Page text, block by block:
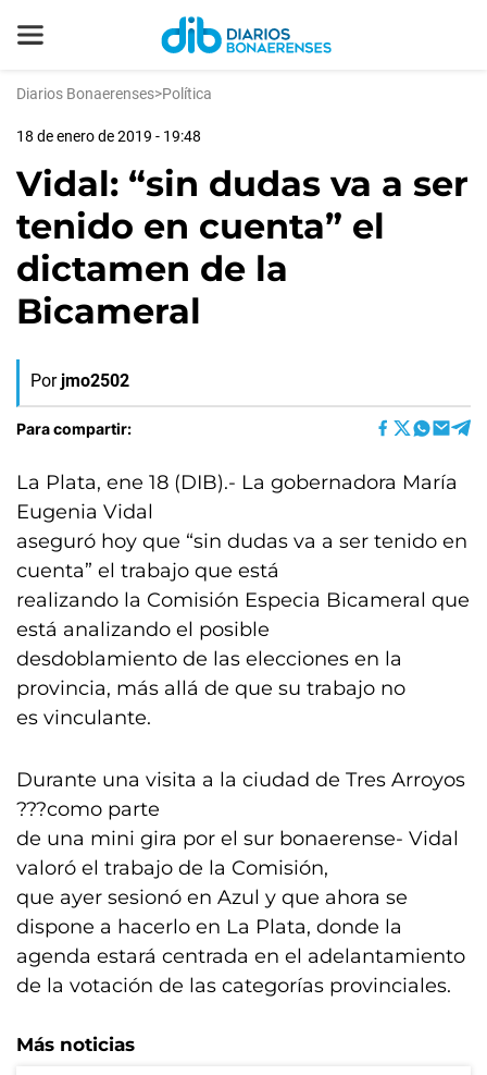
Diarios Bonaerenses>Política
18 de enero de 2019 - 19:48
Vidal: “sin dudas va a ser
tenido en cuenta” el
dictamen de la
Bicameral
Por jmo2502
Para compartir:
La Plata, ene 18 (DIB).- La gobernadora María
Eugenia Vidal
aseguró hoy que “sin dudas va a ser tenido en
cuenta” el trabajo que está
realizando la Comisión Especia Bicameral que
está analizando el posible
desdoblamiento de las elecciones en la
provincia, más allá de que su trabajo no
es vinculante.
Durante una visita a la ciudad de Tres Arroyos
???como parte
de una mini gira por el sur bonaerense- Vidal
valoró el trabajo de la Comisión,
que ayer sesionó en Azul y que ahora se
dispone a hacerlo en La Plata, donde la
agenda estará centrada en el adelantamiento
de la votación de las categorías provinciales.
Más noticias